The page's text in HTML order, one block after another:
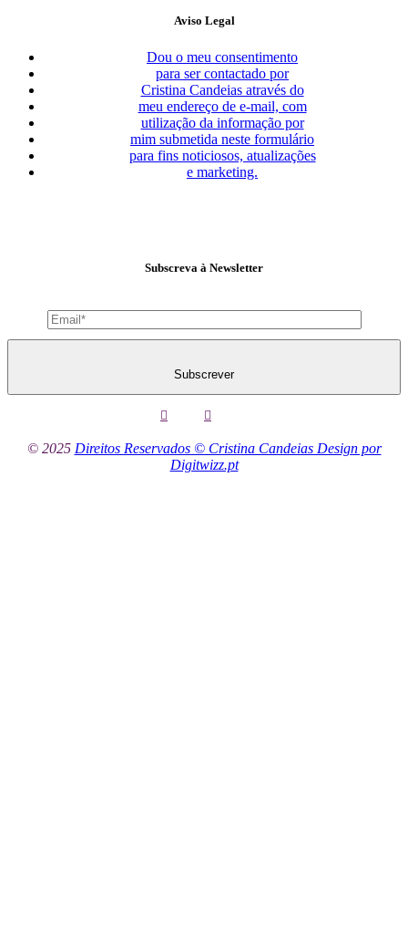
Aviso Legal
Dou o meu consentimento
para ser contactado por
Cristina Candeias através do
meu endereço de e-mail, com
utilização da informação por
mim submetida neste formulário
para fins noticiosos, atualizações
e marketing.
Subscreva à Newsletter
Subscrever
© 2025 Direitos Reservados © Cristina Candeias Design por
Digitwizz.pt